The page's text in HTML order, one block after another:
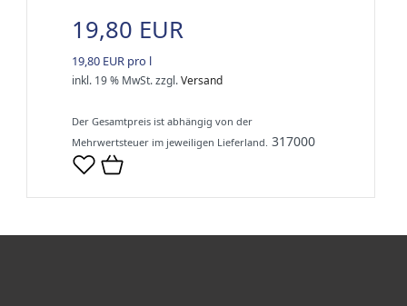
19,80 EUR
19,80 EUR pro l
inkl. 19 % MwSt.zzgl.Versand
Der Gesamtpreis ist abhängig von der
Mehrwertsteuer im jeweiligen Lieferland. 317000